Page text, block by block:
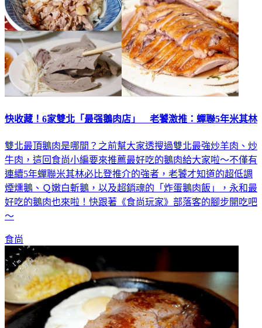
快收藏！6家雙北「最强鵝肉店」 老饕激推：蟬聯5年米其林
雙北最頂鵝肉是哪間？之前幫大家透搜過雙北最強炒羊肉、炒
牛肉，這回食尚小編要來推薦最好吃的鵝肉給大家啦～不僅有
連續5年蟬聯米其林必比登推介的強者，老饕才知道的超低調
煙燻鵝、Ｑ嫩白斬鵝，以及超銷魂的「炸蛋鵝肉飯」，永和最
好吃的鵝肉也來啦！快跟著《食尚玩家》部落客的腳步開吃吧
～
食尚